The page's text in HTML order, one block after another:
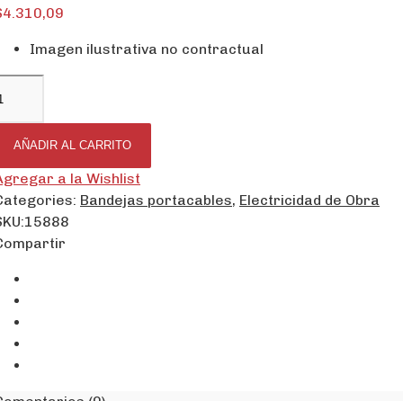
4.310,09
Imagen ilustrativa no contractual
AÑADIR AL CARRITO
a la Wishlist
Bandejas portacables, Electricidad de Obra
15888